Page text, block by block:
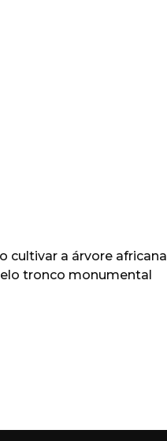
cultivar a árvore africana
tronco monumental